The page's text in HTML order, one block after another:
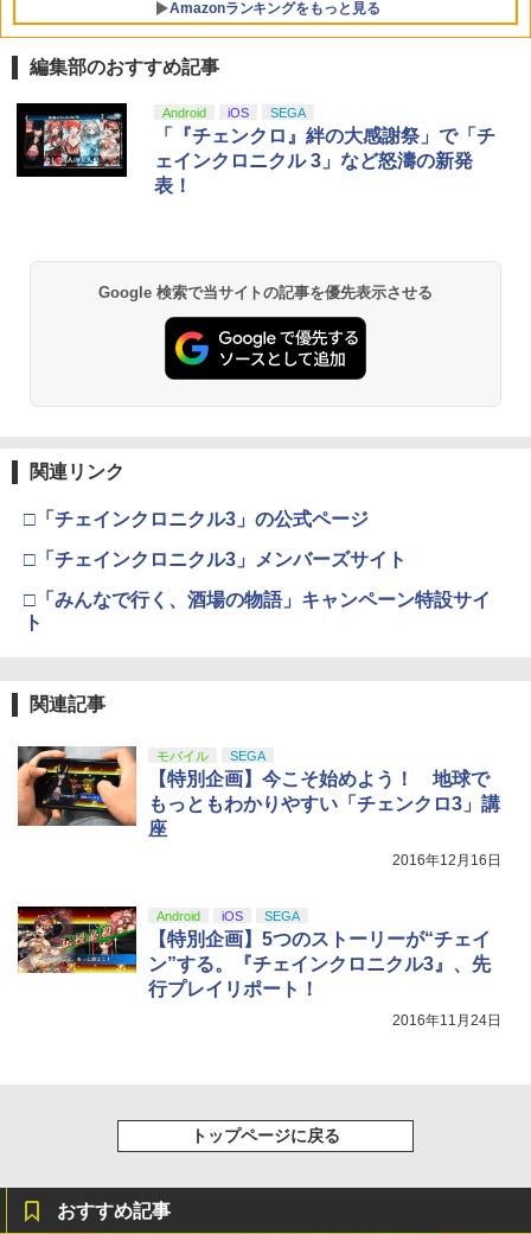
D: MASTER COLLECTION Vol.2 [ELJM
-30900 PS5 メタルギアソリッド マスタ-
コレクション 2]
￥5,610
Amazonランキングをもっと見る
編集部のおすすめ記事
Android iOS SEGA
「『チェンクロ』絆の大感謝祭」で「チ
ェインクロニクル 3」など怒濤の新発
表！
Google 検索で当サイトの記事を優先表示させる
関連リンク
□「チェインクロニクル3」の公式ページ
□「チェインクロニクル3」メンバーズサイト
□「みんなで行く、酒場の物語」キャンペーン特設サイ
ト
関連記事
モバイル SEGA
【特別企画】今こそ始めよう！ 地球で
もっともわかりやすい「チェンクロ3」講
座
2016年12月16日
Android iOS SEGA
【特別企画】5つのストーリーが“チェイ
ン”する。『チェインクロニクル3』、先
行プレイリポート！
2016年11月24日
トップページに戻る
おすすめ記事